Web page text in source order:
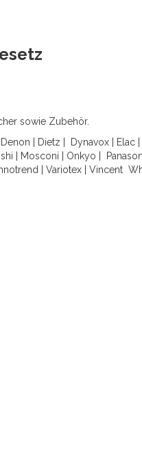
sowie Zubehör.
Denon Dietz Dynavox Elac
Mosconi Onkyo
Variotex Vincent